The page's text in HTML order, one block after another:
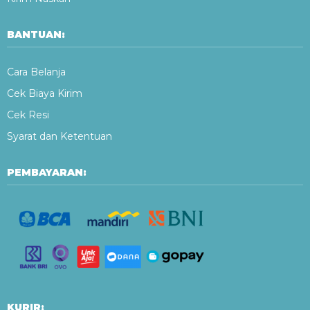
BANTUAN:
Cara Belanja
Cek Biaya Kirim
Cek Resi
Syarat dan Ketentuan
PEMBAYARAN:
KURIR: